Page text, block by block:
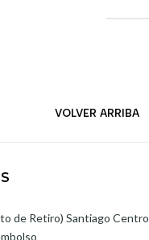
VOLVER ARRIBA
de Retiro) Santiago Centro